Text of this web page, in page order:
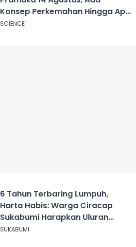
Konsep Perkemahan Hingga Api
Unggun
SCIENCE
6 Tahun Terbaring Lumpuh,
Harta Habis: Warga Ciracap
Sukabumi Harapkan Uluran
Tangan KDM
SUKABUMI